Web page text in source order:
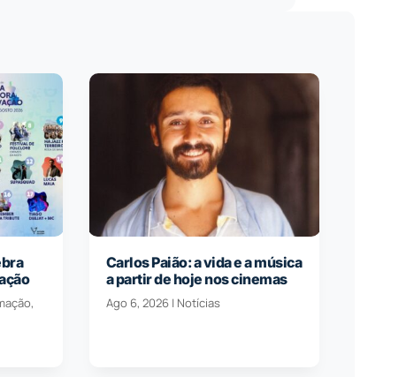
,
Carlos Paião: a vida e a música
a partir de hoje nos cinemas
Ago 6, 2026| Notícias